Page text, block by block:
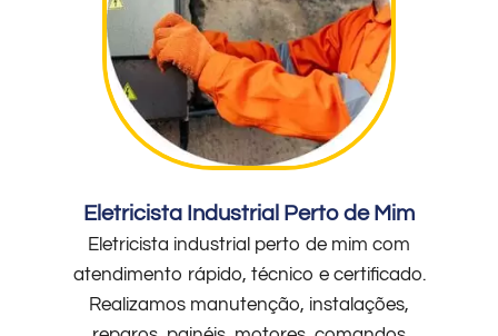
Eletricista Industrial Perto de Mim
Eletricista industrial perto de mim com
atendimento rápido, técnico e certificado.
Realizamos manutenção, instalações,